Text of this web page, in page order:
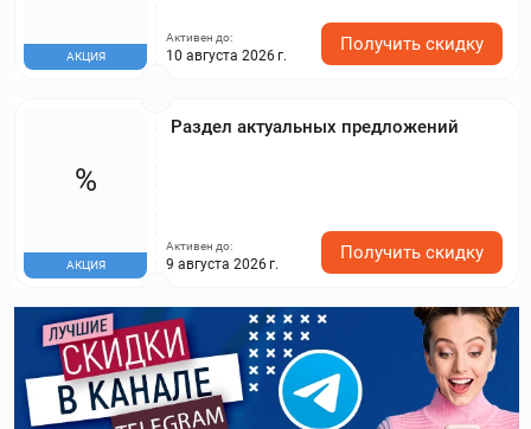
АКЦИЯ
Активен до:
10 августа 2026 г.
Получить скидку
Раздел актуальных предложений
%
АКЦИЯ
Активен до:
9 августа 2026 г.
Получить скидку